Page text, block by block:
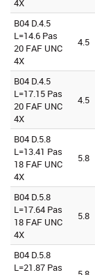
4X
B04 D.4.5
L=14.6 Pas
20 FAF UNC
4X
4.5
B04 D.4.5
L=17.15 Pas
20 FAF UNC
4X
4.5
B04 D.5.8
L=13.41 Pas
18 FAF UNC
4X
5.8
B04 D.5.8
L=17.64 Pas
18 FAF UNC
4X
5.8
B04 D.5.8
L=21.87 Pas